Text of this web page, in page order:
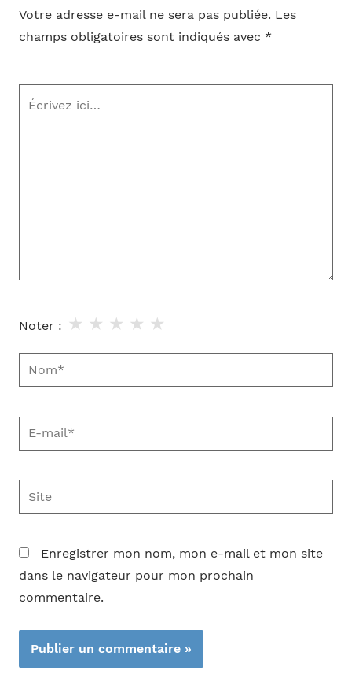
Votre adresse e-mail ne sera pas publiée. Les
champs obligatoires sont indiqués avec *
Écrivez
Noter : ★
★
★
★
★
Nom*
E-
mail*
Site
Enregistrer mon nom, mon e-mail et mon site
dans le navigateur pour mon prochain
commentaire.